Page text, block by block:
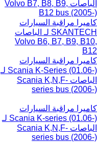
الباصات Volvo B7, B8, B9,
B12 bus (2005-)
كاميرا مراقبة السيارات
SKANTECH لـ الباصات
Volvo B6, B7, B9, B10,
B12
كاميرا مراقبة السيارات
Scania K-Series (01.06-) لـ
الباصات Scania K,N,F-
series bus (2006-)
كاميرا مراقبة السيارات
Scania K-series (01.06-) لـ
الباصات Scania K,N,F-
series bus (2006-)